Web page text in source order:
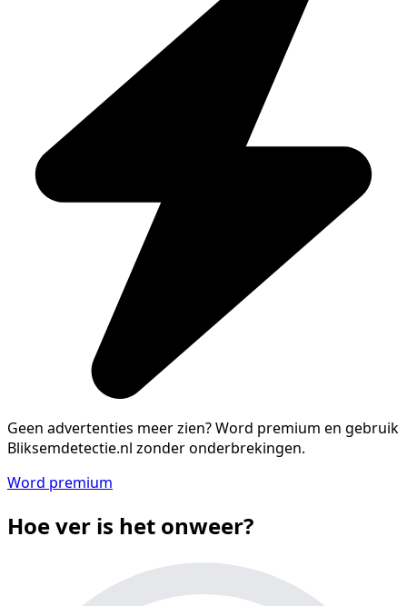
Geen advertenties meer zien?Word premium en gebruik
Bliksemdetectie.nl zonder onderbrekingen.
Word premium
Hoe ver is het onweer?